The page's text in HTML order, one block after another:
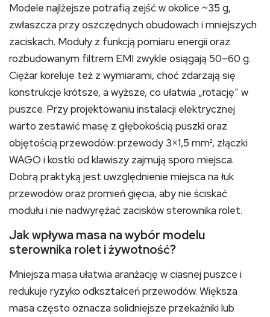
Modele najlżejsze potrafią zejść w okolice ~35 g,
zwłaszcza przy oszczędnych obudowach i mniejszych
zaciskach. Moduły z funkcją pomiaru energii oraz
rozbudowanym filtrem EMI zwykle osiągają 50–60 g.
Ciężar koreluje też z wymiarami, choć zdarzają się
konstrukcje krótsze, a wyższe, co ułatwia „rotację” w
puszce. Przy projektowaniu instalacji elektrycznej
warto zestawić masę z głębokością puszki oraz
objętością przewodów: przewody 3×1,5 mm², złączki
WAGO i kostki od klawiszy zajmują sporo miejsca.
Dobrą praktyką jest uwzględnienie miejsca na łuk
przewodów oraz promień gięcia, aby nie ściskać
modułu i nie nadwyrężać zacisków sterownika rolet.
Jak wpływa masa na wybór modelu
sterownika rolet i żywotność?
Mniejsza masa ułatwia aranżację w ciasnej puszce i
redukuje ryzyko odkształceń przewodów. Większa
masa często oznacza solidniejsze przekaźniki lub